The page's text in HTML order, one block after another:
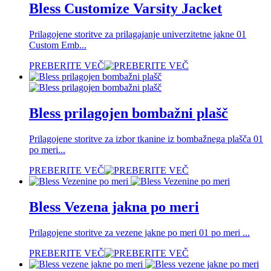
Bless Customize Varsity Jacket
Prilagojene storitve za prilagajanje univerzitetne jakne 01
Custom Emb...
PREBERITE VEČ
Bless prilagojen bombažni plašč
Prilagojene storitve za izbor tkanine iz bombažnega plašča 01
po meri...
PREBERITE VEČ
Bless Vezena jakna po meri
Prilagojene storitve za vezene jakne po meri 01 po meri ...
PREBERITE VEČ